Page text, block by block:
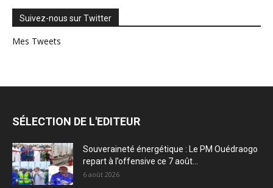
Suivez-nous sur Twitter
Mes Tweets
SÉLECTION DE L'EDITEUR
Souveraineté énergétique : Le PM Ouédraogo
repart à l’offensive ce 7 août...
6 août 2026